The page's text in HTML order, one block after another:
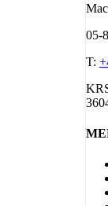
05-
T: